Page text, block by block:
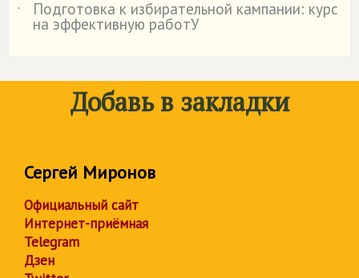
˙
Подготовка к избирательной кампании: курс
на эффективную работУ
Добавь в закладки
Сергей Миронов
Официальный сайт
Интернет-приёмная
Telegram
Дзен